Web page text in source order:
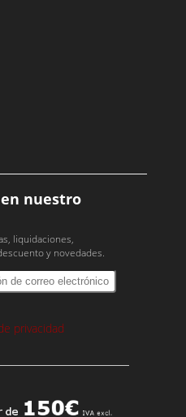
nuestro
liquidaciones,
y novedades.
privacidad